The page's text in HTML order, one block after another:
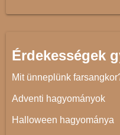
Érdekességek
Mit ünneplünk
Adventi hagyományok
Halloween hagyománya